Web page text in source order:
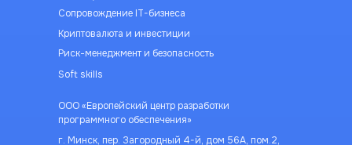
г. Минск, пер. Загородный 4-й, дом 56А, пом.2,
ООО «Европейский центр разработки
программного обеспечения»
Soft skills
Криптовалюта и инвестиции
Риск-менеджмент и безопасность
Сопровождение IT-бизнеса